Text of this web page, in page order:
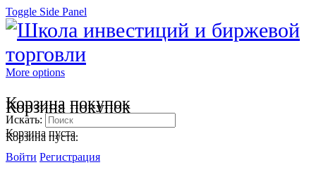
Toggle Side Panel
More options
Корзина покупок
Корзина пуста.
Войти Регистрация
Корзина покупок
Корзина пуста.
Искать: